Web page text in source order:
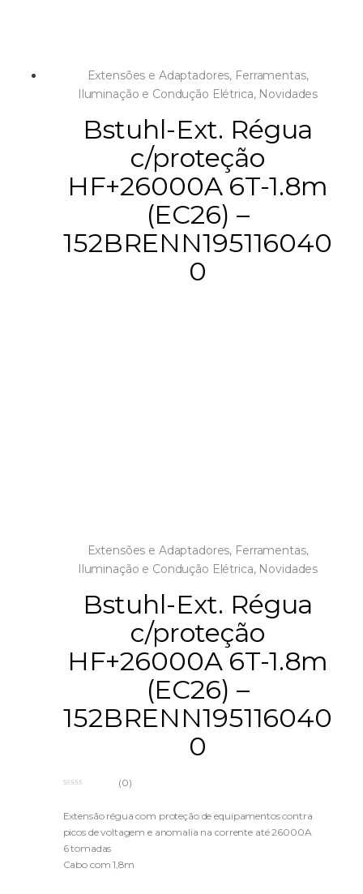
Cor do cabo preto
Diâmetro da bobina 290 m
Extensões e Adaptadores, Ferramentas,
Iluminação e Condução Elétrica, Novidades
Bstuhl-Ext. Régua
c/proteção
HF+26000A 6T-1.8m
(EC26) –
152BRENN195116040
0
Extensões e Adaptadores, Ferramentas,
Iluminação e Condução Elétrica, Novidades
Bstuhl-Ext. Régua
c/proteção
HF+26000A 6T-1.8m
(EC26) –
152BRENN195116040
0
u
o
f
5
(0)
Extensão régua com proteção de equipamentos contra
picos de voltagem e anomalia na corrente até 26000A
6 tomadas
Cabo com 1,8m